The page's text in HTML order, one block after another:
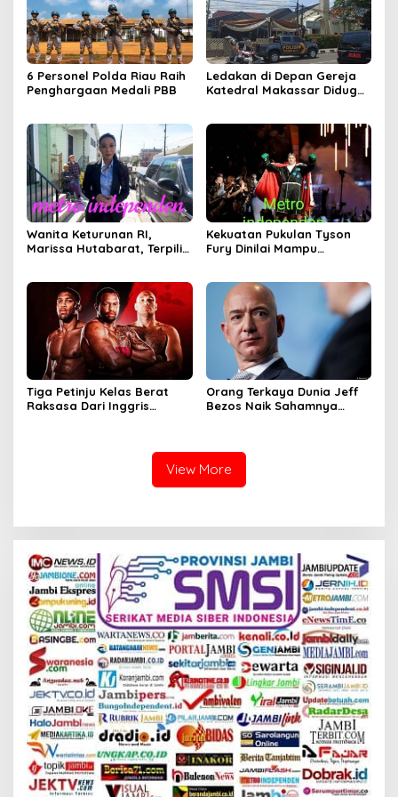
6 Personel Polda Riau Raih
Penghargaan Medali PBB
Ledakan di Depan Gereja
Katedral Makassar Diduga
Wanita Keturunan RI,
Marissa Hutabarat, Terpilih
Kekuatan Pukulan Tyson
Fury Dinilai Mampu
Tiga Petinju Kelas Berat
Raksasa Dari Inggris
Orang Terkaya Dunia Jeff
Bezos Naik Sahamnya
View More